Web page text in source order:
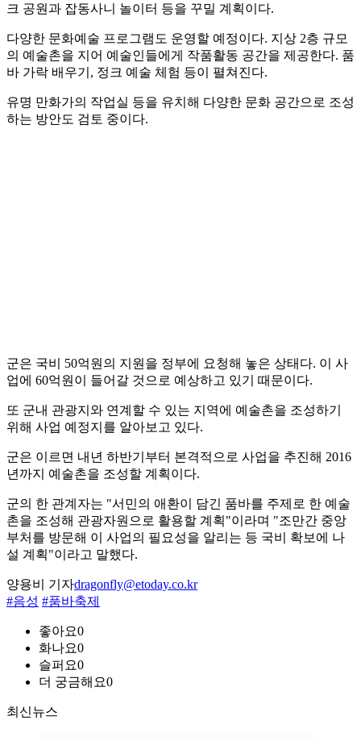
크 공원과 잡동사니 놀이터 등을 꾸밀 계획이다.
다양한 문화예술 프로그램도 운영할 예정이다. 지상 2층 규모
의 예술촌을 지어 예술인들에게 작품활동 공간을 제공한다. 품
바 가락 배우기, 정크 예술 체험 등이 펼쳐진다.
유명 만화가의 작업실 등을 유치해 다양한 문화 공간으로 조성
하는 방안도 검토 중이다.
군은 국비 50억원의 지원을 정부에 요청해 놓은 상태다. 이 사
업에 60억원이 들어갈 것으로 예상하고 있기 때문이다.
또 군내 관광지와 연계할 수 있는 지역에 예술촌을 조성하기
위해 사업 예정지를 알아보고 있다.
군은 이르면 내년 하반기부터 본격적으로 사업을 추진해 2016
년까지 예술촌을 조성할 계획이다.
군의 한 관계자는 "서민의 애환이 담긴 품바를 주제로 한 예술
촌을 조성해 관광자원으로 활용할 계획"이라며 "조만간 중앙
부처를 방문해 이 사업의 필요성을 알리는 등 국비 확보에 나
설 계획"이라고 말했다.
양용비 기자dragonfly@etoday.co.kr
#음성 #품바축제
좋아요0
화나요0
슬퍼요0
더 궁금해요0
최신뉴스